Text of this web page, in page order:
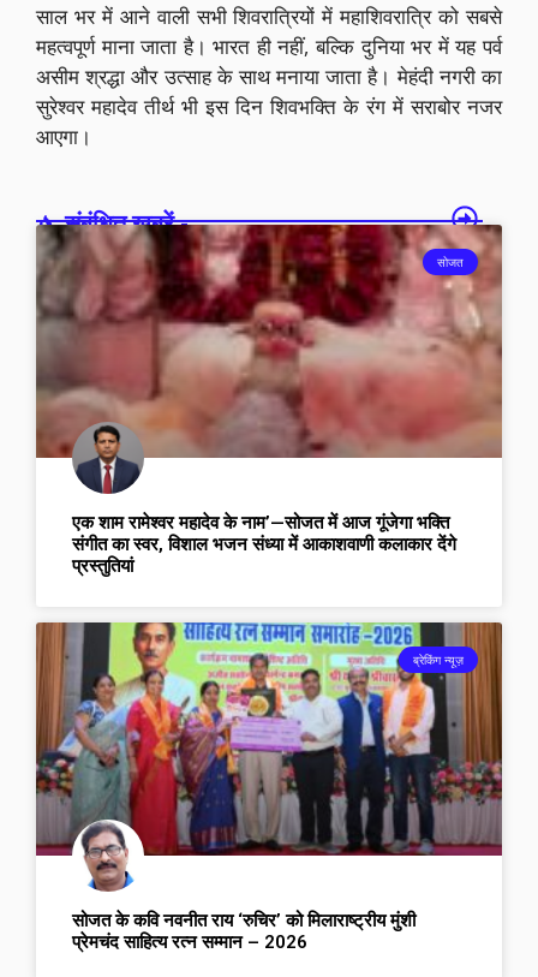
साल भर में आने वाली सभी शिवरात्रियों में महाशिवरात्रि को सबसे
महत्वपूर्ण माना जाता है। भारत ही नहीं, बल्कि दुनिया भर में यह पर्व
असीम श्रद्धा और उत्साह के साथ मनाया जाता है। मेहंदी नगरी का
सुरेश्वर महादेव तीर्थ भी इस दिन शिवभक्ति के रंग में सराबोर नजर
आएगा।
संबंधित खबरें -
सोजत
एक शाम रामेश्वर महादेव के नाम’—सोजत में आज गूंजेगा भक्ति
संगीत का स्वर, विशाल भजन संध्या में आकाशवाणी कलाकार देंगे
प्रस्तुतियां
ब्रेकिंग न्यूज़
सोजत के कवि नवनीत राय ‘रुचिर’ को मिलाराष्ट्रीय मुंशी
प्रेमचंद साहित्य रत्न सम्मान – 2026